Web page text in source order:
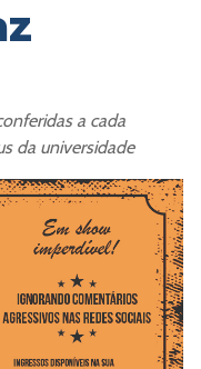
a cada
da universidade